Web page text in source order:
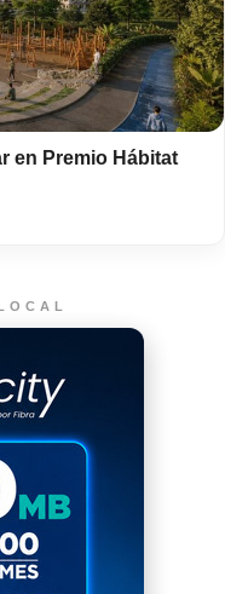
en Premio Hábitat